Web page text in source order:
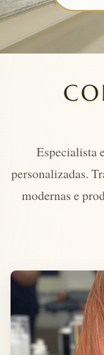
Especialista
personalizadas.
modernas e